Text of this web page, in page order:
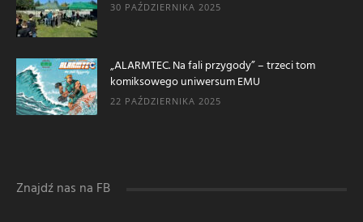
30 PAŹDZIERNIKA 2025
„ALARMTEC. Na fali przygody” – trzeci tom
komiksowego uniwersum EMU
22 PAŹDZIERNIKA 2025
Znajdź nas na FB